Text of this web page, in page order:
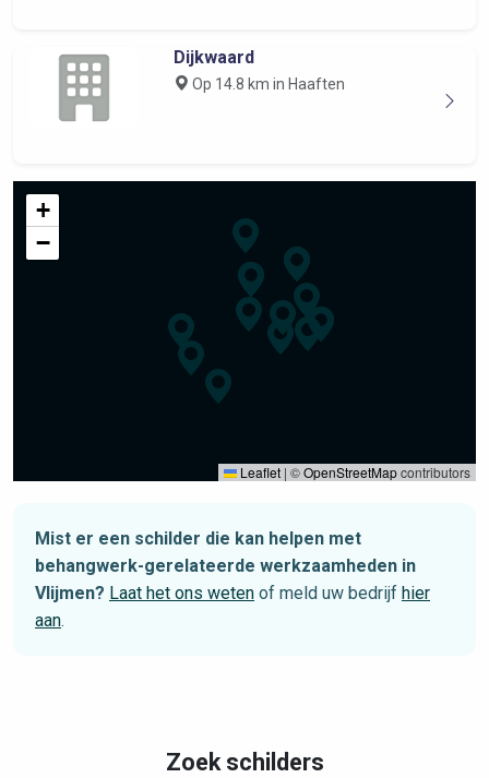
Dijkwaard
Op 14.8 km in Haaften
+
−
Leaflet | ©OpenStreetMapcontributors
Mist er een schilder die kan helpen met
behangwerk-gerelateerde werkzaamheden in
Vlijmen? Laat het ons weten of meld uw bedrijf hier
aan.
Zoek schilders